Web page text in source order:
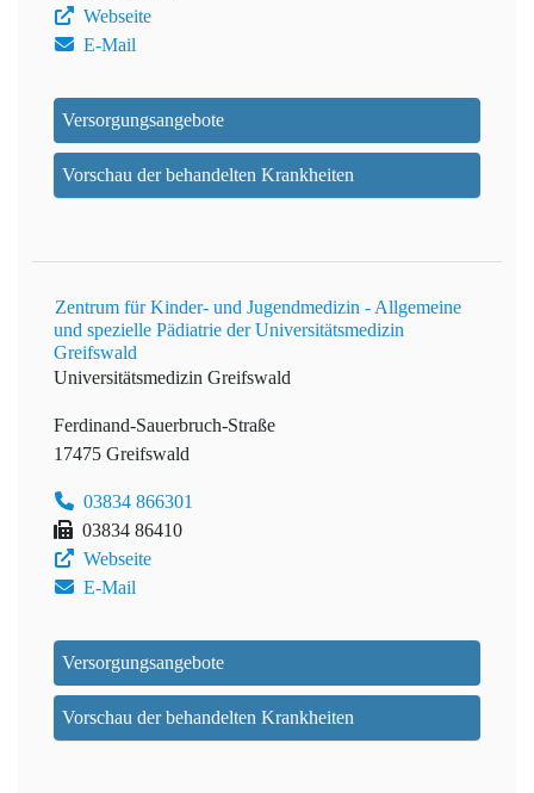
Webseite
E-Mail
Versorgungsangebote
Vorschau der behandelten Krankheiten
Zentrum für Kinder- und Jugendmedizin - Allgemeine
und spezielle Pädiatrie der Universitätsmedizin
Greifswald
Universitätsmedizin Greifswald
Ferdinand-Sauerbruch-Straße
17475 Greifswald
03834 866301
03834 86410
Webseite
E-Mail
Versorgungsangebote
Vorschau der behandelten Krankheiten